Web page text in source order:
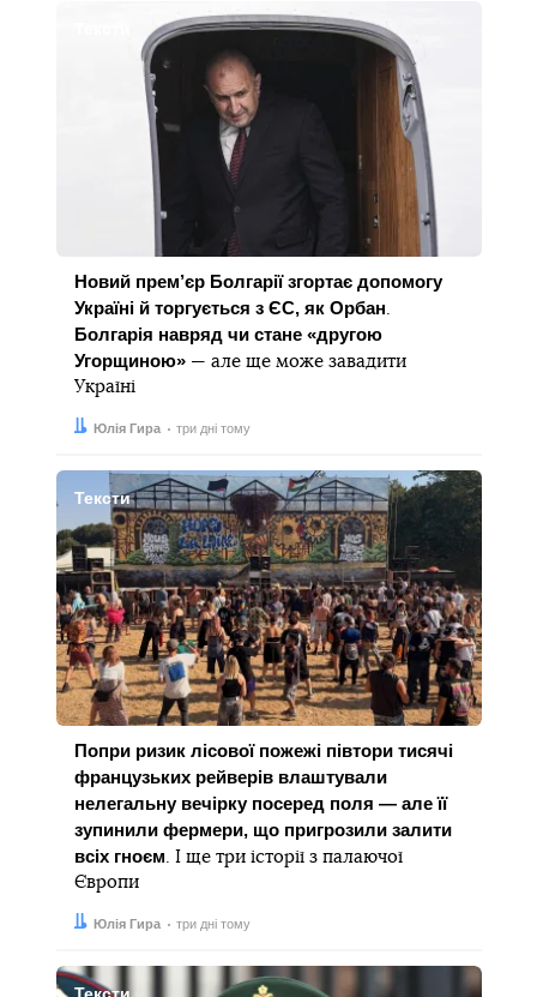
Новий прем’єр Болгарії згортає допомогу
Україні й торгується з ЄС, як Орбан.
Болгарія навряд чи стане «другою
Угорщиною» — але ще може завадити
Україні
Автор:Юлія Гира
Дата: три дні тому
Тексти
Попри ризик лісової пожежі півтори тисячі
французьких рейверів влаштували
нелегальну вечірку посеред поля — але її
зупинили фермери, що пригрозили залити
всіх гноєм. І ще три історії з палаючої
Європи
Автор:Юлія Гира
Дата: три дні тому